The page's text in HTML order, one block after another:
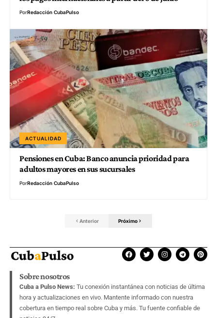
PorRedacción CubaPulso
ACTUALIDAD
Pensiones en Cuba: Banco anuncia prioridad para
adultos mayores en sus sucursales
PorRedacción CubaPulso
Anterior Próximo
Sobre nosotros
Cuba a Pulso News: Tu conexión instantánea con noticias de última
hora y actualizaciones en vivo. Mantente informado con nuestra
cobertura en tiempo real sobre Cuba y más. Tu fuente confiable de